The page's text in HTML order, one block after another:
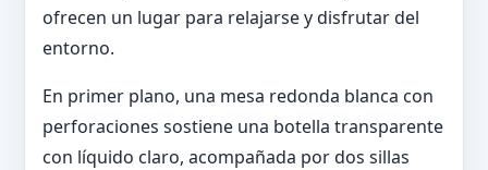
ofrecen un lugar para relajarse y disfrutar del
entorno.
En primer plano, una mesa redonda blanca con
perforaciones sostiene una botella transparente
con líquido claro, acompañada por dos sillas